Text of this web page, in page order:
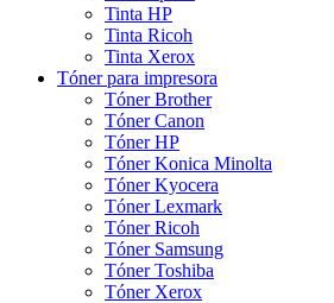
Tinta HP
Tinta Ricoh
Tinta Xerox
Tóner para impresora
Tóner Brother
Tóner Canon
Tóner HP
Tóner Konica Minolta
Tóner Kyocera
Tóner Lexmark
Tóner Ricoh
Tóner Samsung
Tóner Toshiba
Tóner Xerox